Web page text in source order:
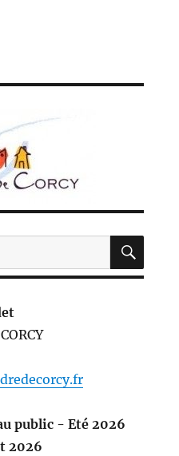
public - Eté 2026
2026